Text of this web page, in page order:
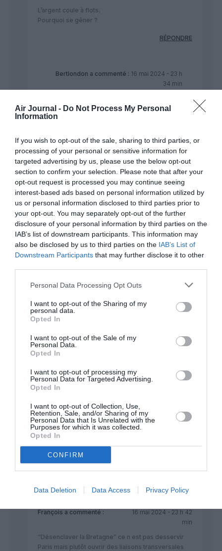
Air Journal - Do Not Process My Personal
Information
If you wish to opt-out of the sale, sharing to third parties, or
processing of your personal or sensitive information for
targeted advertising by us, please use the below opt-out
section to confirm your selection. Please note that after your
opt-out request is processed you may continue seeing
interest-based ads based on personal information utilized by
us or personal information disclosed to third parties prior to
your opt-out. You may separately opt-out of the further
disclosure of your personal information by third parties on the
IAB’s list of downstream participants. This information may
also be disclosed by us to third parties on the IAB’s List of
Downstream Participants that may further disclose it to other
Personal Data Processing Opt Outs
I want to opt-out of the Sharing of my
personal data.
Opted In
I want to opt-out of the Sale of my
Personal Data.
Opted In
I want to opt-out of processing my
Personal Data for Targeted Advertising.
Opted In
I want to opt-out of Collection, Use,
Retention, Sale, and/or Sharing of my
Personal Data that Is Unrelated with the
Purposes for which it was collected.
Opted In
CONFIRM
Data Deletion Data Access Privacy Policy
L’argent coule à flots.
Pourquoi se gêner ?
RÉPONDRE
Bertlondon a commenté : 16 mai 2024 - 23 h
34 min
contribuables qui s’offusquent… Vous
n’êtes pas les seuls. C’est scandaleux que
connaissent décidément pas grd chose au
transport aérien) aient plongé les deux
pieds dans ce type de projet en versant
des fonds publics. Que les responsables
rendent des comptes ! Tellement facile de
flatter l’identité bretonne pour récolter des
subsides auprès des élus, du coup les
banques suivent (ça se saurait si les
banquiers étaient visionnaires). Je suis
écœuré.
RÉPONDRE
Shôgun a commenté :
16 mai 2024 - 13 h 25
D’accord sur le fait que les lignes aériennes entre
subventionnées sur fonds publics.
Pour aller à Paris (destination finale), le TGV
convient bien.
correspondances. C’est la raison pour laquelle Air
France a focalisé ses vols vers son hub de CDG, au
Si les élus locaux veulent vraiment améliorer
l’accessibilité à la ville de Brest, qu’ils assurent
plutôt une meilleure desserte de l’aéroport en
transport en commun. La navette de bus reliant
l’aéroport au terminus du tram est trop peu
fréquente, voire inexistante pour les vols tardifs.
François a commenté :
16 mai 2024 - 23 h 42
min
“Désenclaver la Bretagne” ce n est pas desservir
Paris mais plutôt ouvrir des liaisons transversales